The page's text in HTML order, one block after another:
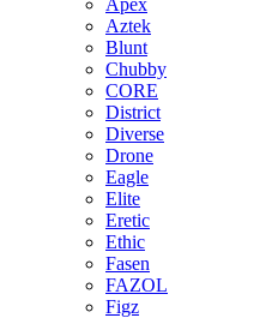
Apex
Aztek
Blunt
Chubby
CORE
District
Diverse
Drone
Eagle
Elite
Eretic
Ethic
Fasen
FAZOL
Figz